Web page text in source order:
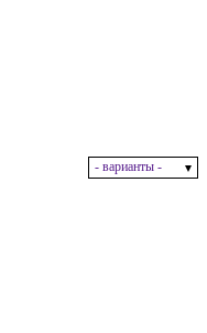
- варианты -